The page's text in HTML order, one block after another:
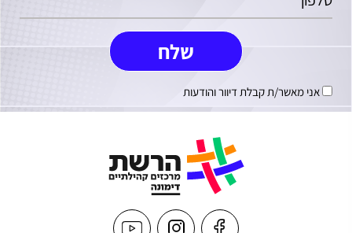
אני מאשר/ת קבלת דיוור והודעות